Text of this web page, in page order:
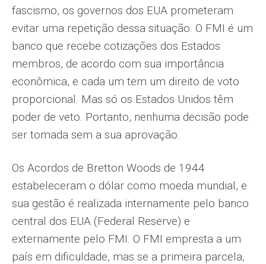
fascismo, os governos dos EUA prometeram
evitar uma repetição dessa situação. O FMI é um
banco que recebe cotizações dos Estados
membros, de acordo com sua importância
econômica, e cada um tem um direito de voto
proporcional. Mas só os Estados Unidos têm
poder de veto. Portanto, nenhuma decisão pode
ser tomada sem a sua aprovação.
Os Acordos de Bretton Woods de 1944
estabeleceram o dólar como moeda mundial, e
sua gestão é realizada internamente pelo banco
central dos EUA (Federal Reserve) e
externamente pelo FMI. O FMI empresta a um
país em dificuldade, mas se a primeira parcela,